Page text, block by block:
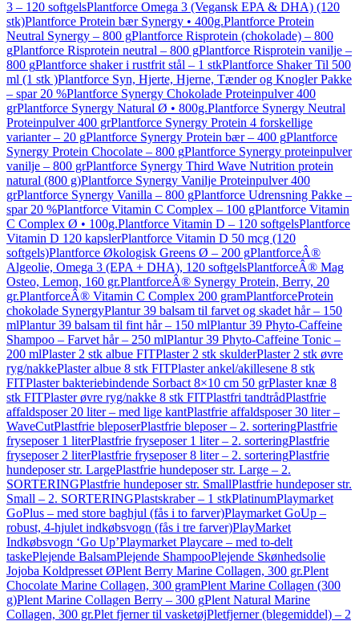
3 – 120 softgelsPlantforce Omega 3 (Vegansk EPA & DHA) (120
stk)Plantforce Protein bær Synergy • 400g.Plantforce Protein
Neutral Synergy – 800 gPlantforce Risprotein (chokolade) – 800
gPlantforce Risprotein neutral – 800 gPlantforce Risprotein vanilje –
800 gPlantforce shaker i rustfrit stål – 1 stkPlantforce Shaker Til 500
ml (1 stk )Plantforce Syn, Hjerte, Hjerne, Tænder og Knogler Pakke
– spar 20 %Plantforce Synergy Chokolade Proteinpulver 400
grPlantforce Synergy Natural Ø • 800g.Plantforce Synergy Neutral
Proteinpulver 400 grPlantforce Synergy Protein 4 forskellige
varianter – 20 gPlantforce Synergy Protein bær – 400 gPlantforce
Synergy Protein Chocolate – 800 gPlantforce Synergy proteinpulver
vanilje – 800 grPlantforce Synergy Third Wave Nutrition protein
natural (800 g)Plantforce Synergy Vanilje Proteinpulver 400
grPlantforce Synergy Vanilla – 800 gPlantforce Udrensning Pakke –
spar 20 %Plantforce Vitamin C Complex – 100 gPlantforce Vitamin
C Complex Ø • 100g.Plantforce Vitamin D – 120 softgelsPlantforce
Vitamin D 120 kapslerPlantforce Vitamin D 50 mcg (120
softgels)Plantforce Økologisk Greens Ø – 200 gPlantforceÂ®
Algeolie, Omega 3 (EPA + DHA), 120 softgelsPlantforceÂ® Mag
Osteo, Lemon, 160 gr.PlantforceÂ® Synergy Protein, Berry, 20
gr.PlantforceÂ® Vitamin C Complex 200 gramPlantforceProtein
chokolade SynergyPlantur 39 balsam til farvet og skadet hår – 150
mlPlantur 39 balsam til fint hår – 150 mlPlantur 39 Phyto-Caffeine
Shampoo – Farvet hår – 250 mlPlantur 39 Phyto-Caffeine Tonic –
200 mlPlaster 2 stk albue FITPlaster 2 stk skulderPlaster 2 stk øvre
ryg/nakkePlaster albue 8 stk FITPlaster ankel/akillesene 8 stk
FITPlaster bakteriebindende Sorbact 8×10 cm 50 grPlaster knæ 8
stk FITPlaster øvre ryg/nakke 8 stk FITPlastfri tandtrådPlastfrie
affaldsposer 20 liter – med lige kantPlastfrie affaldsposer 30 liter –
WaveCutPlastfrie bleposerPlastfrie bleposer – 2. sorteringPlastfrie
fryseposer 1 literPlastfrie fryseposer 1 liter – 2. sorteringPlastfrie
fryseposer 2 literPlastfrie fryseposer 8 liter – 2. sorteringPlastfrie
hundeposer str. LargePlastfrie hundeposer str. Large – 2.
SORTERINGPlastfrie hundeposer str. SmallPlastfrie hundeposer str.
Small – 2. SORTERINGPlastskraber – 1 stkPlatinumPlaymarket
GoPlus – med store baghjul (fås i to farver)Playmarket GoUp –
robust, 4-hjulet indkøbsvogn (fås i tre farver)PlayMarket
Indkøbsvogn ‘Go Up’Playmarket Playcare – med to-delt
taskePlejende BalsamPlejende ShampooPlejende Skønhedsolie
Jojoba Koldpresset ØPlent Berry Marine Collagen, 300 gr.Plent
Chocolate Marine Collagen, 300 gramPlent Marine Collagen (300
g)Plent Marine Collagen Berry – 300 gPlent Natural Marine
Collagen, 300 gr.Plet fjerner til vasketøjPletfjerner (blegemiddel) – 2